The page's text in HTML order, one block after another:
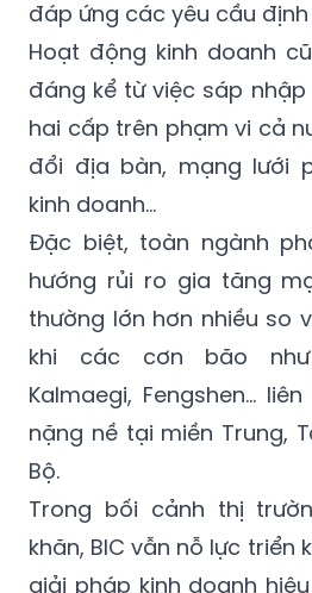
đáng kể từ việc sáp nhập
hai cấp trên phạm vi cả
đổi địa bàn, mạng lưới
kinh doanh…
Đặc biệt, toàn ngành
hướng rủi ro gia tăng
thường lớn hơn nhiều so
khi các cơn bão như
Kalmaegi, Fengshen…
nặng nề tại miền Trung,
Bộ.
Trong bối cảnh thị
khăn, BIC vẫn nỗ lực triển
giải pháp kinh doanh
qua đó ghi nhận những